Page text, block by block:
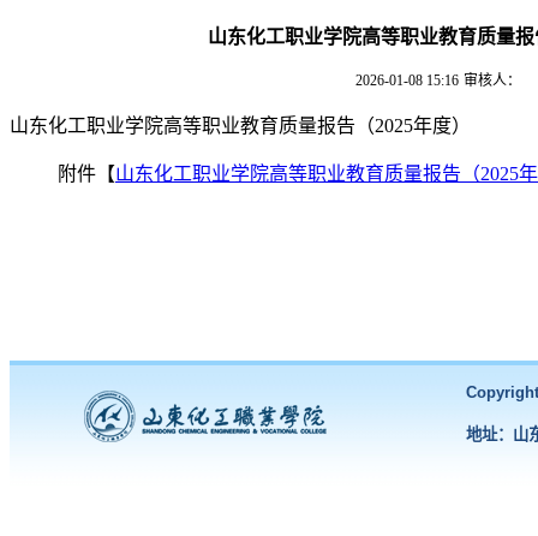
山东化工职业学院高等职业教育质量
2026-01-08 15:16 审核人：
山东化工职业学院高等职业教育质量报告（2025年度）
附件【山东化工职业学院高等职业教育质量报告（2025
Copyright
地址：山